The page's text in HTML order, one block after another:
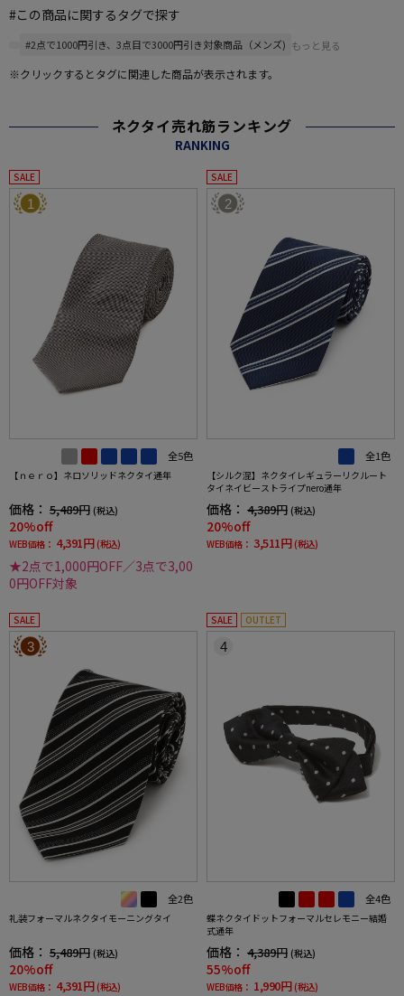
#この商品に関するタグで探す
#2点で1000円引き、3点目で3000円引き対象商品（メンズ) もっと見る
※クリックするとタグに関連した商品が表示されます。
ネクタイ売れ筋ランキング
RANKING
SALE
1
全5色
【ｎｅｒｏ】ネロソリッドネクタイ通年
価格： 5,489円 (税込)
20%off
WEB価格： 4,391円 (税込)
★2点で1,000円OFF／3点で3,00
0円OFF対象
SALE
2
全1色
【シルク混】ネクタイレギュラーリクルート
タイネイビーストライプnero通年
価格： 4,389円 (税込)
20%off
WEB価格： 3,511円 (税込)
SALE
3
全2色
礼装フォーマルネクタイモーニングタイ
価格： 5,489円 (税込)
20%off
WEB価格： 4,391円 (税込)
SALE OUTLET
4
全4色
蝶ネクタイドットフォーマルセレモニー結婚
式通年
価格： 4,389円 (税込)
55%off
WEB価格： 1,990円 (税込)